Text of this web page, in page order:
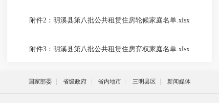
附件2：明溪县第八批公共租赁住房轮候家庭名单.xlsx
附件3：明溪县第八批公共租赁住房弃权家庭名单.xlsx
国家部委 省级政府 省内地市 三明县区 新闻媒体